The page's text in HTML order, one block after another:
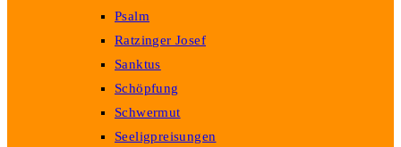
Psalm
Ratzinger Josef
Sanktus
Schöpfung
Schwermut
Seeligpreisungen